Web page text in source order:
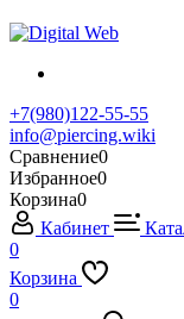
+7(980)122-55-55
info@piercing.wiki
Сравнение0
Избранное0
Корзина0
Кабинет
0
Корзина
0